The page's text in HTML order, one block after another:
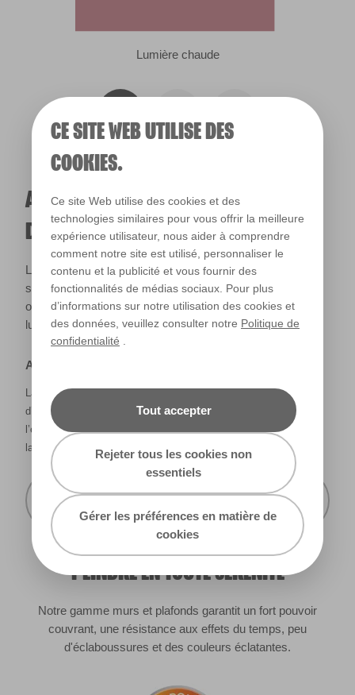
CE SITE WEB UTILISE DES
COOKIES.
Ce site Web utilise des cookies et des
technologies similaires pour vous offrir la meilleure
expérience utilisateur, nous aider à comprendre
comment notre site est utilisé, personnaliser le
contenu et la publicité et vous fournir des
fonctionnalités de médias sociaux. Pour plus
d’informations sur notre utilisation des cookies et
des données, veuillez consulter notre Politique de
confidentialité
Tout accepter
Rejeter tous les cookies non
essentiels
Gérer les préférences en matière de
cookies
Lumière chaude
A QUOI RESSEMBLERA CETTE COULEUR
DANS VOTRE MAISON ?
La lumière naturelle et l’éclairage jouent un rôle important
sur le rendu des couleurs dans votre maison. Utilisez cet
outil pour voir le rendu de votre couleur en fonction de la
lumière.
Avertissement
La façon dont les couleurs s’affichent varie selon les écrans
d’ordinateur et les imprimantes. Les couleurs qui s’affichent à
l’écran et les couleurs imprimées peuvent ne pas correspondre à
la couleur réelle de la peinture.
Recevoir cette carte de couleur à mon
domicile
PEINDRE EN TOUTE SÉRÉNITÉ
Notre gamme murs et plafonds garantit un fort pouvoir
couvrant, une résistance aux effets du temps, peu
d'éclaboussures et des couleurs éclatantes.